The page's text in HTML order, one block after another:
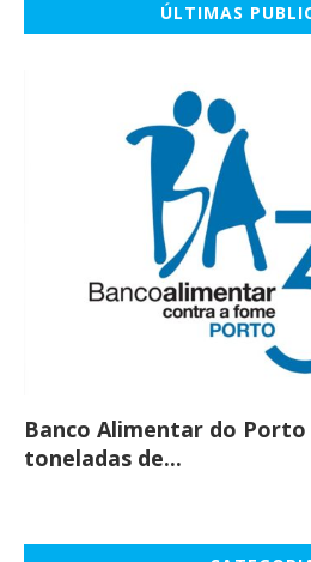
ÚLTIMAS
Banco Alimentar do Porto
toneladas de...